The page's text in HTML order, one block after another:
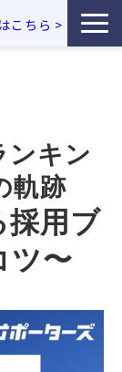
こちら >
ンキン
軌跡
採用ブ
ツ〜